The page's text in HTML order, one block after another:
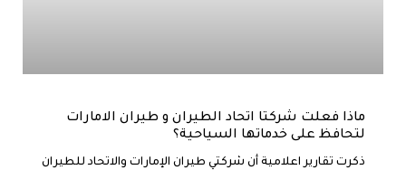
ماذا فعلت شركتا اتحاد الطيران و طيران الامارات
لتحافظ على خدماتها السياحية؟
ذكرت تقارير اعلامية أن شركتي طيران الإمارات والاتحاد للطيران